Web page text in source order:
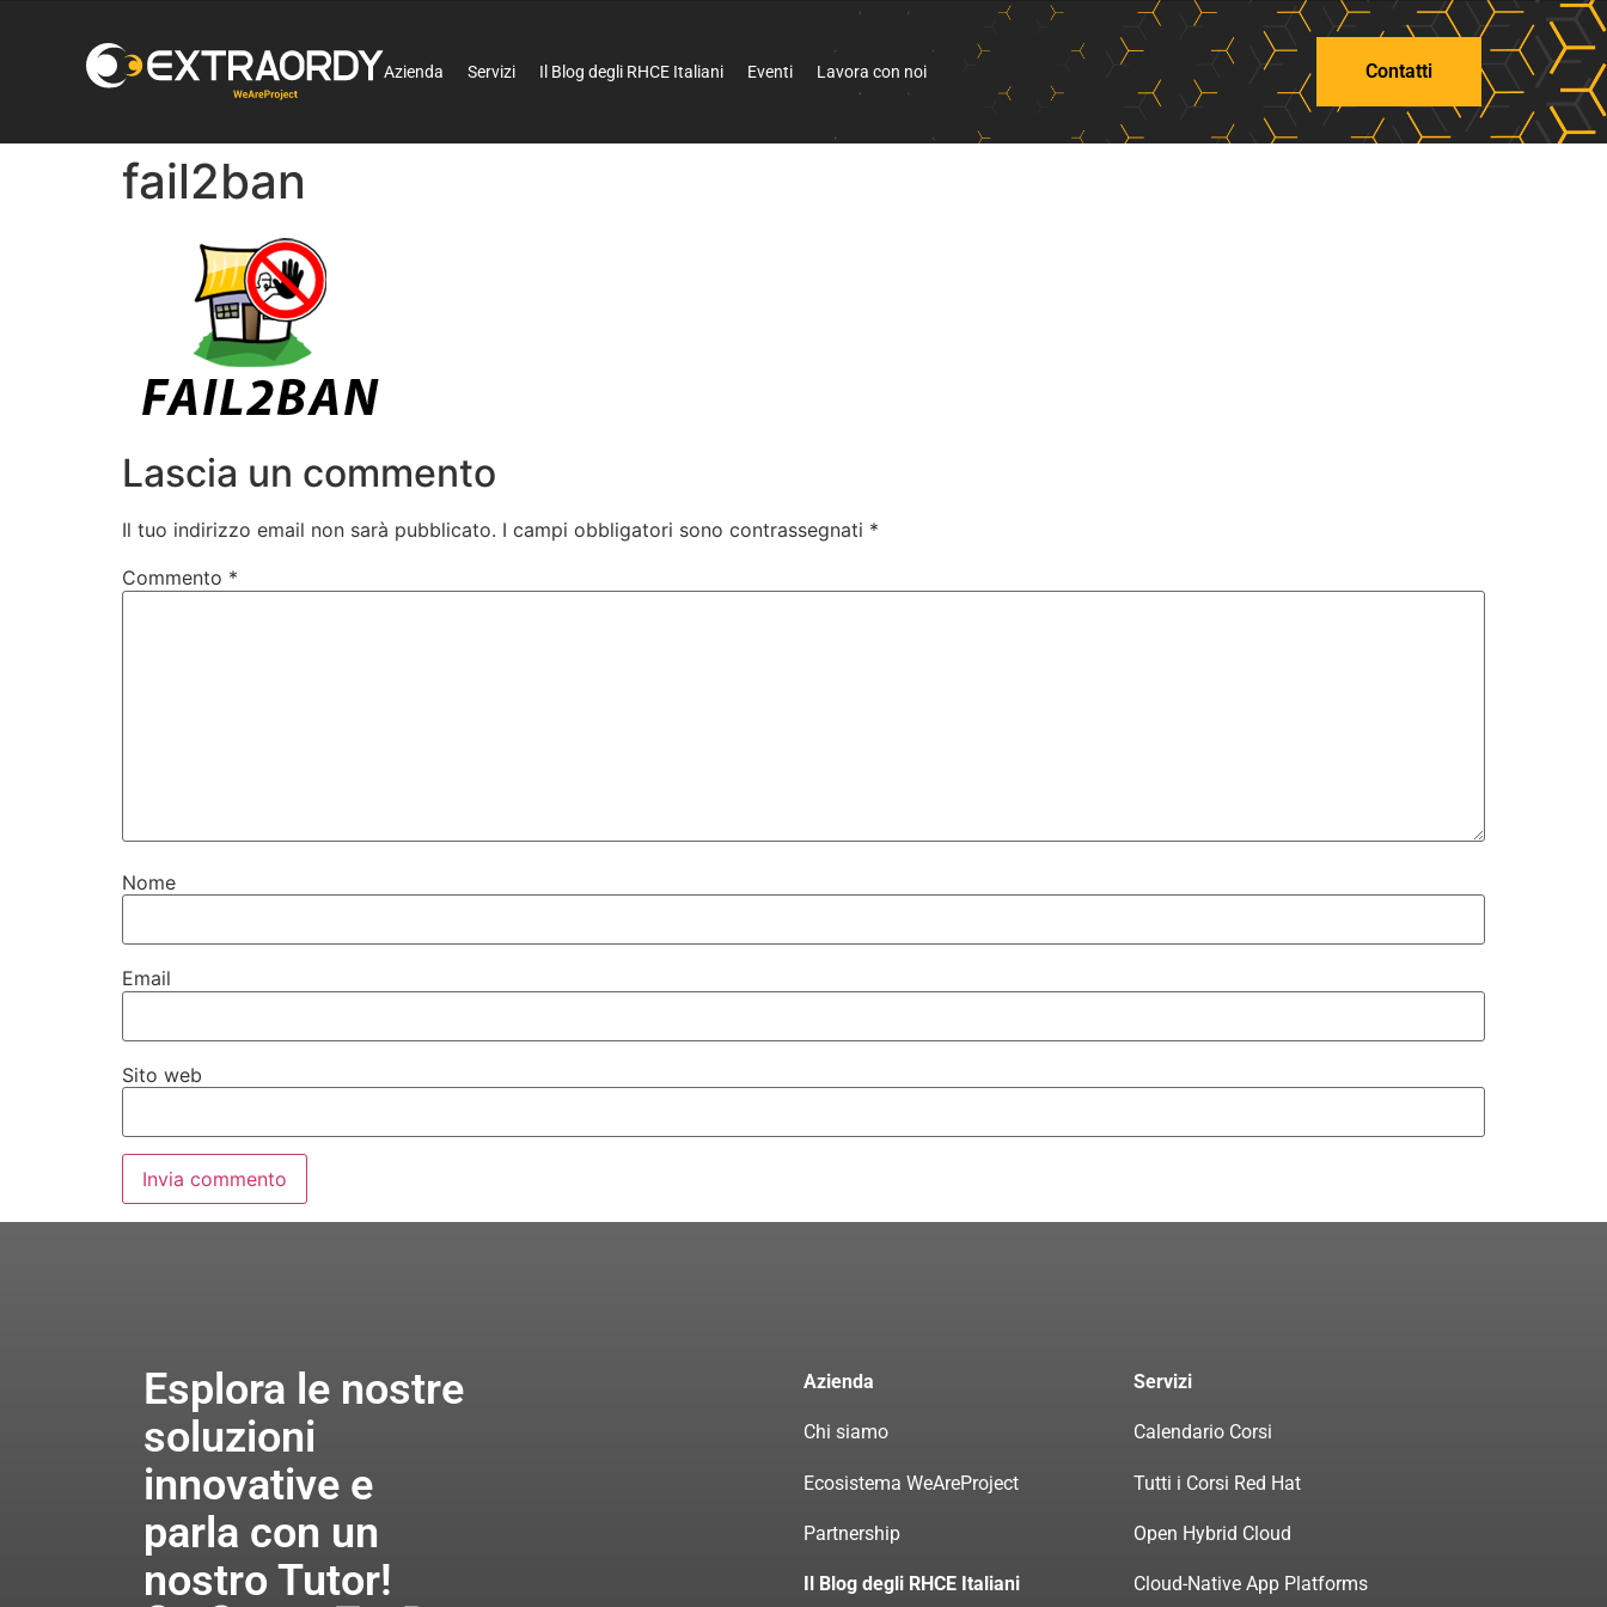
Azienda Servizi Il Blog degli RHCE Italiani Eventi Lavora con noi Contatti
fail2ban
Lascia un commento
Il tuo indirizzo email non sarà pubblicato. I campi obbligatori sono contrassegnati *
Commento *
Nome
Email
Sito web
Esplora le nostre
soluzioni
innovative e
parla con un
nostro Tutor!
Azienda
Chi siamo
Ecosistema WeAreProject
Partnership
Il Blog degli RHCE Italiani
Servizi
Calendario Corsi
Tutti i Corsi Red Hat
Open Hybrid Cloud
Cloud-Native App Platforms